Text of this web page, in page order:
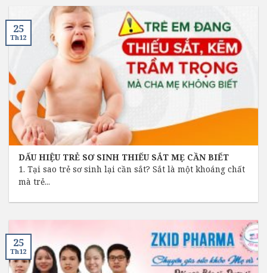
DẤU HIỆU TRẺ SƠ SINH THIẾU SẮT MẸ CẦN BIẾT
1. Tại sao trẻ sơ sinh lại cần sắt? Sắt là một khoáng chất
mà trẻ...
25
Th12
25
Th12